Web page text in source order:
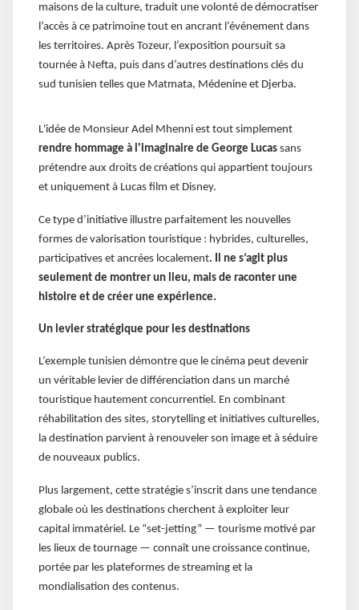
maisons de la culture, traduit une volonté de démocratiser
l’accès à ce patrimoine tout en ancrant l’événement dans
les territoires. Après Tozeur, l’exposition poursuit sa
tournée à Nefta, puis dans d’autres destinations clés du
sud tunisien telles que Matmata, Médenine et Djerba.
L'idée de Monsieur Adel Mhenni est tout simplement
rendre hommage à l'imaginaire de George Lucas sans
prétendre aux droits de créations qui appartient toujours
et uniquement à Lucas film et Disney.
Ce type d’initiative illustre parfaitement les nouvelles
formes de valorisation touristique : hybrides, culturelles,
participatives et ancrées localement. Il ne s’agit plus
seulement de montrer un lieu, mais de raconter une
histoire et de créer une expérience.
Un levier stratégique pour les destinations
L’exemple tunisien démontre que le cinéma peut devenir
un véritable levier de différenciation dans un marché
touristique hautement concurrentiel. En combinant
réhabilitation des sites, storytelling et initiatives culturelles,
la destination parvient à renouveler son image et à séduire
de nouveaux publics.
Plus largement, cette stratégie s’inscrit dans une tendance
globale où les destinations cherchent à exploiter leur
capital immatériel. Le “set-jetting” — tourisme motivé par
les lieux de tournage — connaît une croissance continue,
portée par les plateformes de streaming et la
mondialisation des contenus.